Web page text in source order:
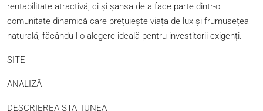
rentabilitate atractivă, ci și șansa de a face parte dintr-o
comunitate dinamică care prețuiește viața de lux și frumusețea
naturală, făcându-l o alegere ideală pentru investitorii exigenți.
SITE
ANALIZĂ
DESCRIEREA STATIUNEA